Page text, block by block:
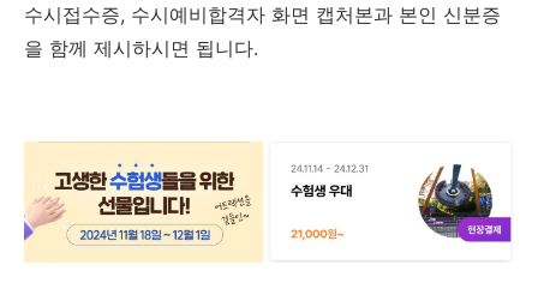
수시접수증, 수시예비합격자 화면 캡처본과 본인 신분증
을 함께 제시하시면 됩니다.